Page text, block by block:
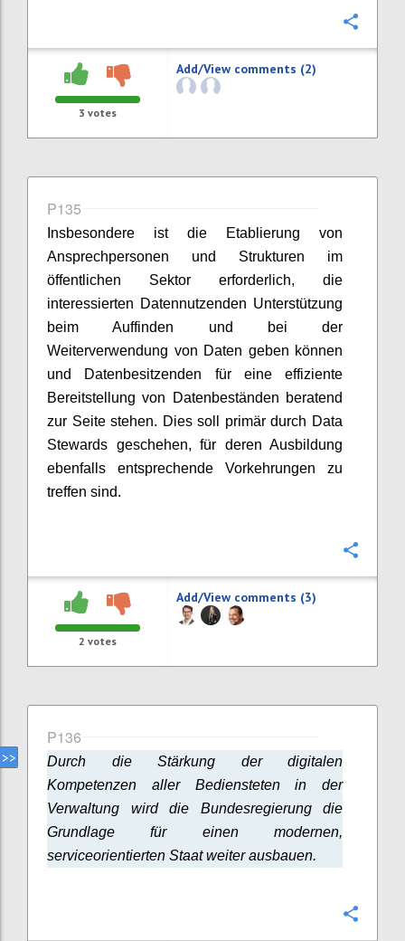
3 votes
Add/View comments (2)
P135
Insbesondere ist die Etablierung von
Ansprechpersonen und Strukturen im
öffentlichen Sektor erforderlich, die
interessierten Datennutzenden Unterstützung
beim Auffinden und bei der
Weiterverwendung von Daten geben können
und Datenbesitzenden für eine effiziente
Bereitstellung von Datenbeständen beratend
zur Seite stehen. Dies soll primär durch Data
Stewards geschehen, für deren Ausbildung
ebenfalls entsprechende Vorkehrungen zu
treffen sind.
2 votes
Add/View comments (3)
P136
Durch die Stärkung der digitalen
Kompetenzen aller Bediensteten in der
Verwaltung wird die Bundesregierung die
Grundlage für einen modernen,
serviceorientierten Staat weiter ausbauen.